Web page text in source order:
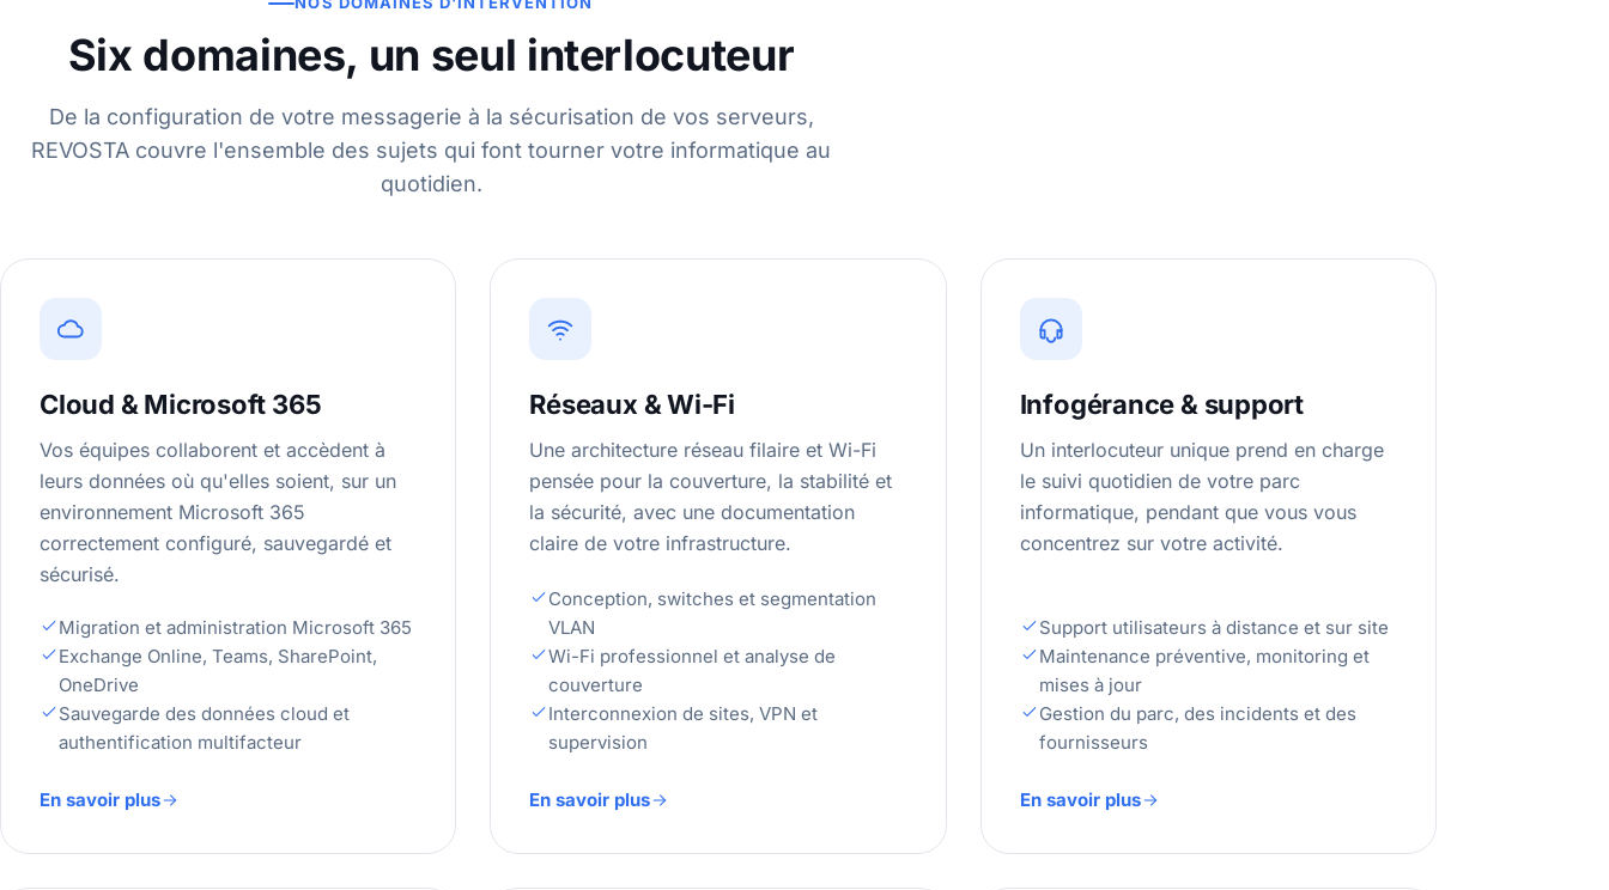
Six domaines, un seul interlocuteur
De la configuration de votre messagerie à la sécurisation de vos serveurs,
REVOSTA couvre l'ensemble des sujets qui font tourner votre informatique au
quotidien.
Cloud & Microsoft 365
Vos équipes collaborent et accèdent à
leurs données où qu'elles soient, sur un
environnement Microsoft 365
correctement configuré, sauvegardé et
sécurisé.
Migration et administration Microsoft 365
Exchange Online, Teams, SharePoint,
OneDrive
Sauvegarde des données cloud et
authentification multifacteur
En savoir plus
Réseaux & Wi-Fi
Une architecture réseau filaire et Wi-Fi
pensée pour la couverture, la stabilité et
la sécurité, avec une documentation
claire de votre infrastructure.
Conception, switches et segmentation
VLAN
Wi-Fi professionnel et analyse de
couverture
Interconnexion de sites, VPN et
supervision
En savoir plus
Infogérance & support
Un interlocuteur unique prend en charge
le suivi quotidien de votre parc
informatique, pendant que vous vous
concentrez sur votre activité.
Support utilisateurs à distance et sur site
Maintenance préventive, monitoring et
mises à jour
Gestion du parc, des incidents et des
fournisseurs
En savoir plus